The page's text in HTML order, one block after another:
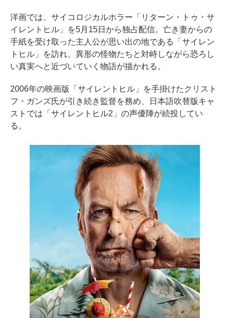
洋画では、サイコロジカルホラー「リターン・トゥ・サ
イレントヒル」を5月15日から独占配信。亡き妻からの
手紙を受け取った主人公が思い出の地である「サイレン
トヒル」を訪れ、異形の怪物たちと対峙しながら恐ろし
い真実へと近づいていく物語が描かれる。
2006年の映画版「サイレントヒル」を手掛けたクリスト
フ・ガンズ氏が引き続き監督を務め、日本語吹替版キャ
ストでは「サイレントヒル2」の声優陣が続投してい
る。